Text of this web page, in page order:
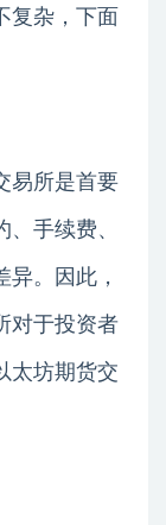
复杂，下面
易所是首要
手续费、
。因此，
对于投资者
太坊期货交